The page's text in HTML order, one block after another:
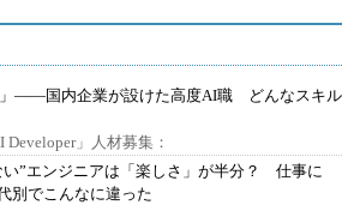
」――国内企業が設けた高度AI職 どんなスキル
」人材募集：
い”エンジニアは「楽しさ」が半分？ 仕事に
別でこんなに違った